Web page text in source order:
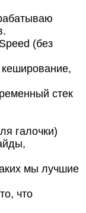
(без
стек
галочки)
мы лучшие
что